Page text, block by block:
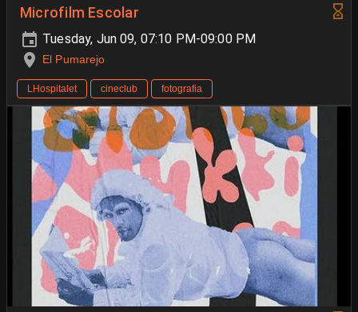
Microfilm Escolar
Tuesday, Jun 09, 07:10 PM-09:00 PM
El Pumarejo
LHospitalet cineclub fotografia